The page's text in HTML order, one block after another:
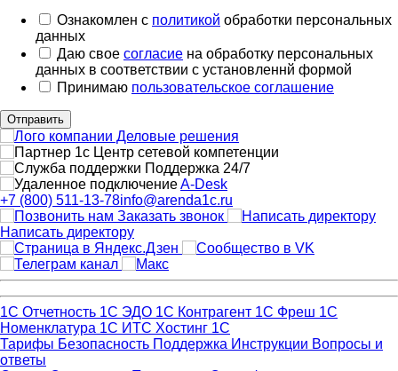
Ознакомлен с политикой обработки персональных
данных
Даю свое согласие на обработку персональных
данных в соответствии с установленнй формой
Принимаю пользовательское соглашение
Отправить
Поддержка 24/7
A-Desk
+7 (800) 511-13-78info@arenda1c.ru
Заказать звонок
Написать директору
1С Отчетность 1С ЭДО 1С Контрагент 1С Фреш 1С
Номенклатура 1С ИТС Хостинг 1С
Тарифы Безопасность Поддержка Инструкции Вопросы и
ответы